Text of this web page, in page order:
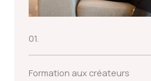
01.
Formation aux créateurs